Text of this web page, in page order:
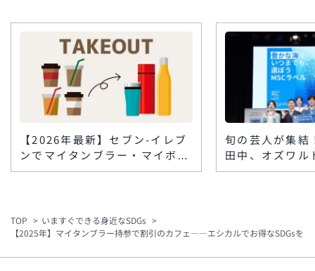
【2026年最新】セブン-イレブ
ンでマイタンブラー・マイボト
ルは使える？コンビニコーヒー
旬の芸人が集結
田中、オズワル
テらが『おさか
TOP
いますぐできる身近なSDGs
【2025年】マイタンブラー持参で割引のカフェ――エシカルでお得なSDGsを